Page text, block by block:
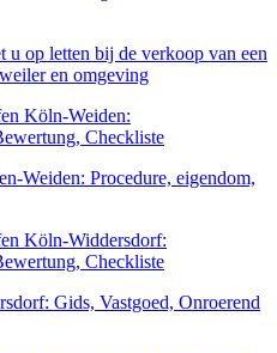
u op letten bij de verkoop van een
en omgeving
Weiden: Procedure, eigendom,
Gids, Vastgoed, Onroerend